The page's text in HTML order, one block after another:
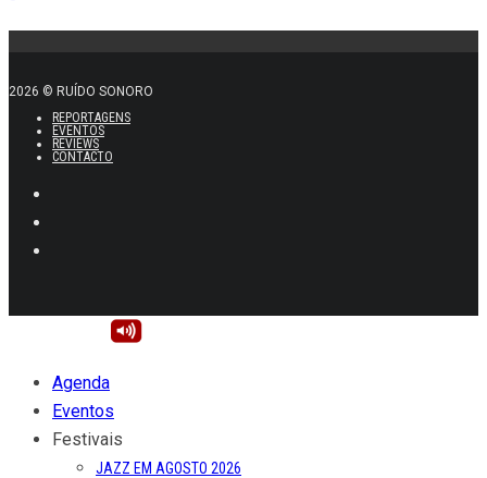
2026 © RUÍDO SONORO
REPORTAGENS
EVENTOS
REVIEWS
CONTACTO
Agenda
Eventos
Festivais
JAZZ EM AGOSTO 2026